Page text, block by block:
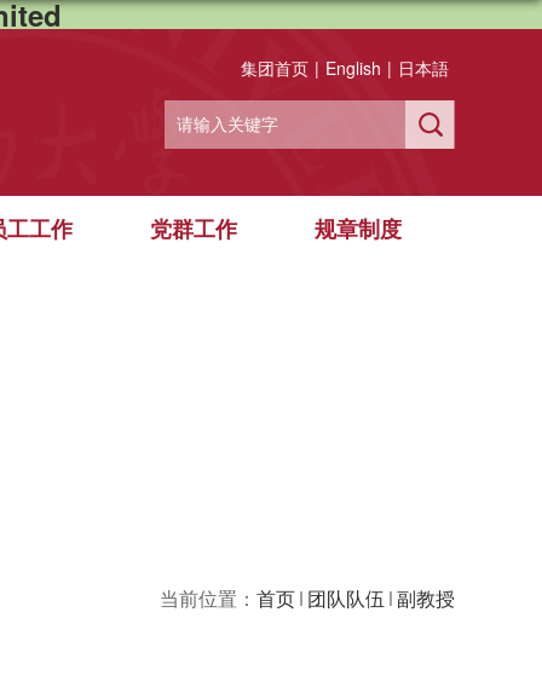
集团首页 | English | 日本語
工工作 党群工作 规章制度
当前位置： 首页 团队队伍 副教授